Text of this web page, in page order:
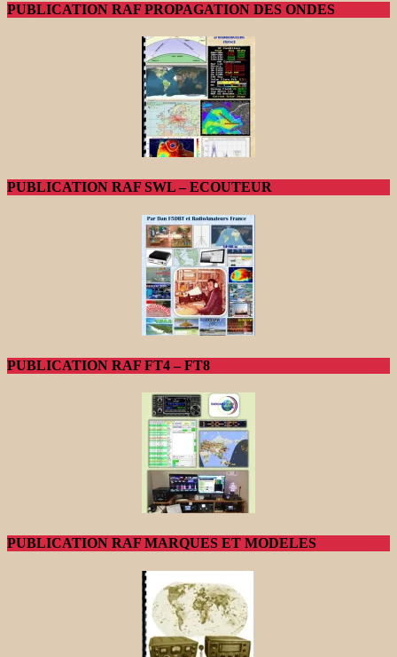
PUBLICATION RAF PROPAGATION DES ONDES
PUBLICATION RAF SWL – ECOUTEUR
PUBLICATION RAF FT4 – FT8
PUBLICATION RAF MARQUES ET MODELES